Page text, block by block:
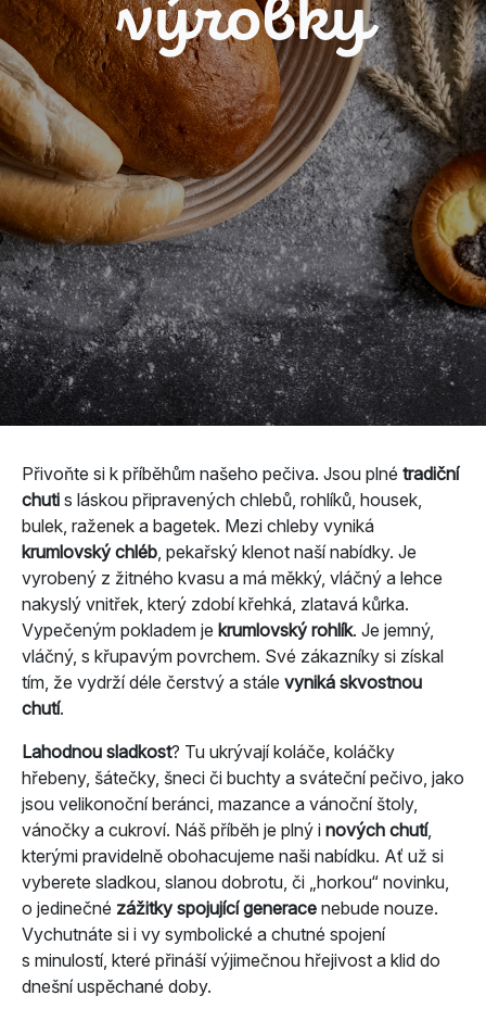
výrobky
Přivoňte si k příběhům našeho pečiva. Jsou plné tradiční
chuti s láskou připravených chlebů, rohlíků, housek,
bulek, raženek a bagetek. Mezi chleby vyniká
krumlovský chléb , pekařský klenot naší nabídky. Je
vyrobený z žitného kvasu a má měkký, vláčný a lehce
nakyslý vnitřek, který zdobí křehká, zlatavá kůrka.
Vypečeným pokladem je krumlovský rohlík. Je jemný,
vláčný, s křupavým povrchem. Své zákazníky si získal
tím, že vydrží déle čerstvý a stále vyniká skvostnou
chutí.
Lahodnou sladkost? Tu ukrývají koláče, koláčky
hřebeny, šátečky, šneci či buchty a sváteční pečivo, jako
jsou velikonoční beránci, mazance a vánoční štoly,
vánočky a cukroví. Náš příběh je plný i nových chutí,
kterými pravidelně obohacujeme naši nabídku. Ať už si
vyberete sladkou, slanou dobrotu, či „horkou“ novinku,
o jedinečné zážitky spojující generace nebude nouze.
Vychutnáte si i vy symbolické a chutné spojení
s minulostí, které přináší výjimečnou hřejivost a klid do
dnešní uspěchané doby.